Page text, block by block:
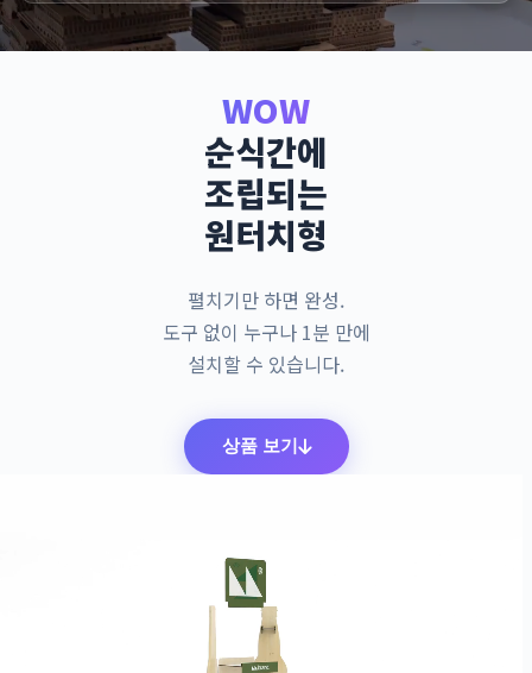
WOW
순식간에
조립되는
원터치형
펼치기만 하면 완성.
도구 없이 누구나 1분 만에
설치할 수 있습니다.
상품 보기